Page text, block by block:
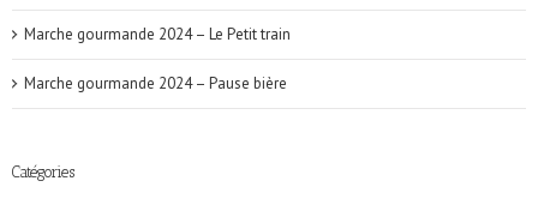
Marche gourmande 2024 – Le Petit train
Marche gourmande 2024 – Pause bière
Catégories